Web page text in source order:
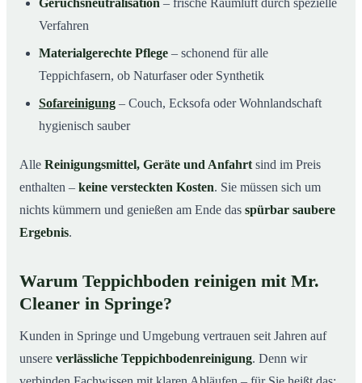
Geruchsneutralisation – frische Raumluft durch spezielle
Verfahren
Materialgerechte Pflege – schonend für alle
Teppichfasern, ob Naturfaser oder Synthetik
Sofareinigung – Couch, Ecksofa oder Wohnlandschaft
hygienisch sauber
Alle Reinigungsmittel, Geräte und Anfahrt sind im Preis
enthalten – keine versteckten Kosten. Sie müssen sich um
nichts kümmern und genießen am Ende das spürbar saubere
Ergebnis.
Warum Teppichboden reinigen mit Mr.
Cleaner in Springe?
Kunden in Springe und Umgebung vertrauen seit Jahren auf
unsere verlässliche Teppichbodenreinigung. Denn wir